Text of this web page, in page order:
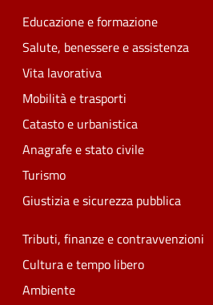
Educazione e formazione
Salute, benessere e assistenza
Vita lavorativa
Mobilità e trasporti
Catasto e urbanistica
Anagrafe e stato civile
Turismo
Giustizia e sicurezza pubblica
Tributi, finanze e contravvenzioni
Cultura e tempo libero
Ambiente